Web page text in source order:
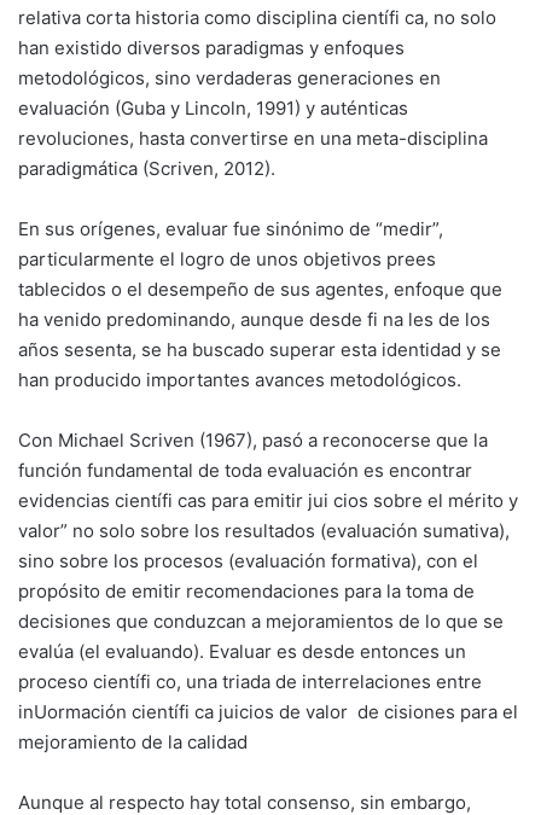
relativa corta historia como disciplina científi ca, no solo
han existido diversos paradigmas y enfoques
metodológicos, sino verdaderas generaciones en
evaluación (Guba y Lincoln, 1991) y auténticas
revoluciones, hasta convertirse en una meta-disciplina
paradigmática (Scriven, 2012).
En sus orígenes, evaluar fue sinónimo de “medir”,
particularmente el logro de unos objetivos prees
tablecidos o el desempeño de sus agentes, enfoque que
ha venido predominando, aunque desde fi na les de los
años sesenta, se ha buscado superar esta identidad y se
han producido importantes avances metodológicos.
Con Michael Scriven (1967), pasó a reconocerse que la
función fundamental de toda evaluación es encontrar
evidencias científi cas para emitir jui cios sobre el mérito y
valor” no solo sobre los resultados (evaluación sumativa),
sino sobre los procesos (evaluación formativa), con el
propósito de emitir recomendaciones para la toma de
decisiones que conduzcan a mejoramientos de lo que se
evalúa (el evaluando). Evaluar es desde entonces un
proceso científi co, una triada de interrelaciones entre
inUormación científi ca juicios de valor  de cisiones para el
mejoramiento de la calidad
Aunque al respecto hay total consenso, sin embargo,